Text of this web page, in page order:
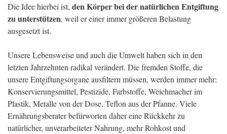
Die Idee hierbei ist, den Körper bei der natürlichen Entgiftung
zu unterstützen, weil er einer immer größeren Belastung
ausgesetzt ist.
Unsere Lebensweise und auch die Umwelt haben sich in den
letzten Jahrzehnten radikal verändert. Die fremden Stoffe, die
unsere Entgiftungsorgane ausfiltern müssen, werden immer mehr:
Konservierungsmittel, Pestizide, Farbstoffe, Weichmacher im
Plastik, Metalle von der Dose, Teflon aus der Pfanne. Viele
Ernährungsberater befürworten daher eine Rückkehr zu
natürlicher, unverarbeiteter Nahrung, mehr Rohkost und